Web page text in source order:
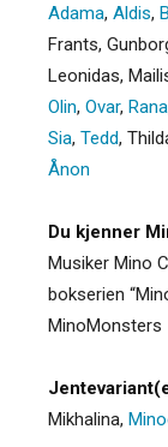
Adama, Aldis,
Frants,
Leonidas,
Olin, Ovar, Rana
Sia, Tedd,
Ånon
Du kjenner
Musiker Mino
bokserien
MinoMonsters
Mikhalina,